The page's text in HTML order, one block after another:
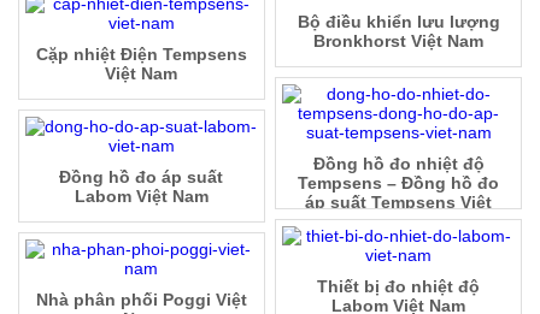
Bộ điều khiển lưu lượng
Bronkhorst Việt Nam
Cặp nhiệt Điện Tempsens
Việt Nam
Đồng hồ đo nhiệt độ
Tempsens – Đồng hồ đo
áp suất Tempsens Việt
Nam
Đồng hồ đo áp suất
Labom Việt Nam
Thiết bị đo nhiệt độ
Labom Việt Nam
Nhà phân phối Poggi Việt